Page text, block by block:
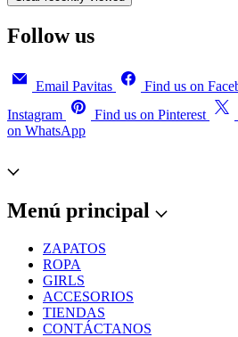
Follow us
Email Pavitas Find us on
Instagram
Find us on Pinterest
on WhatsApp
Menú principal
ZAPATOS
ROPA
GIRLS
ACCESORIOS
TIENDAS
CONTÁCTANOS